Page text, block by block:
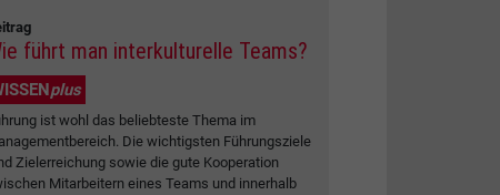
führt man interkulturelle Teams?
plus
ist wohl das beliebteste Thema im
Die wichtigsten Führungsziele
Zielerreichung sowie die gute Kooperation
Mitarbeitern eines Teams und innerhalb